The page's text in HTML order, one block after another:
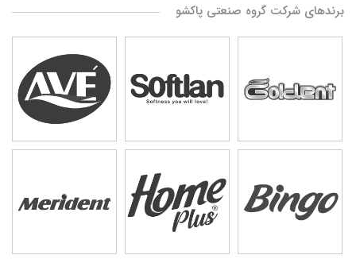
برندهای شرکت گروه صنعتی پاکشو